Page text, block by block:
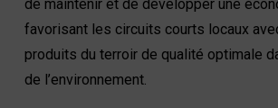
de maintenir et de développer une
favorisant les circuits courts locaux
produits du terroir de qualité optimale
de l’environnement.